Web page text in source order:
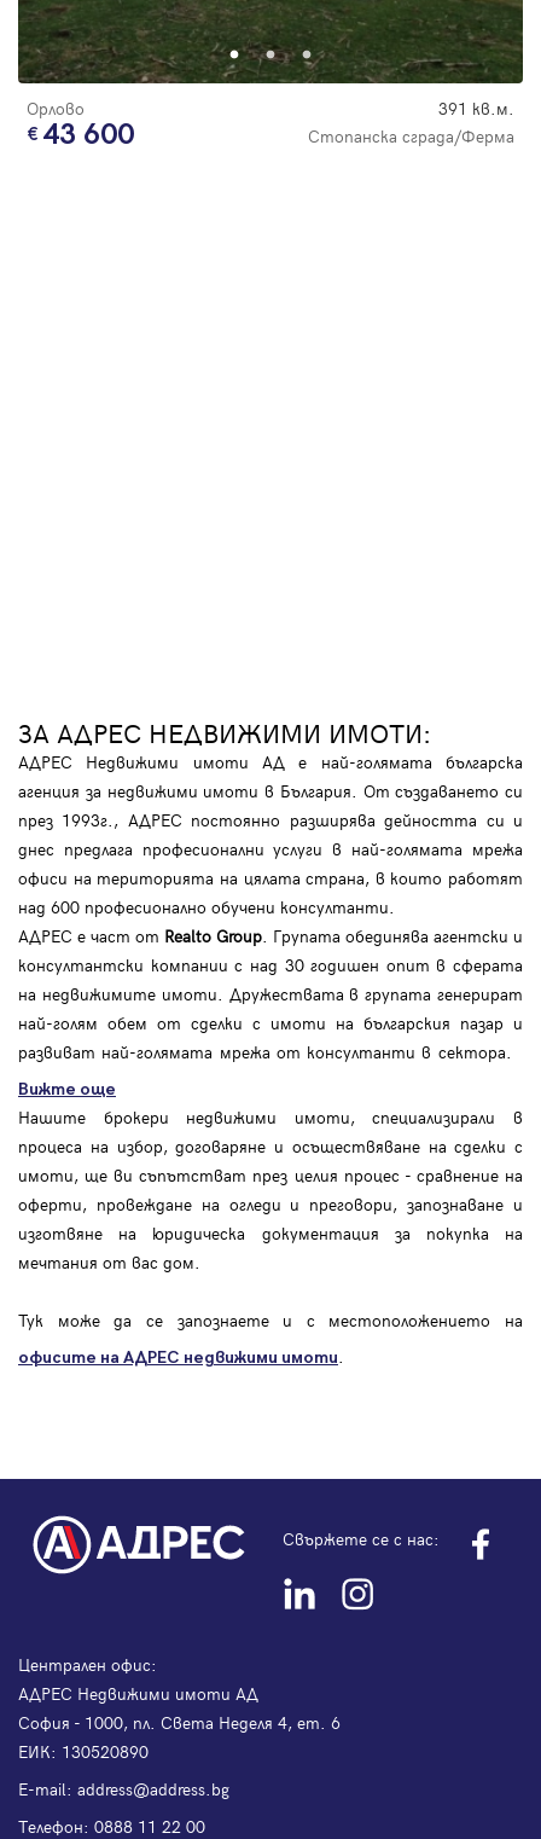
Орлово 391 кв.м.
43 600 Стопанска сграда/Ферма
ЗА АДРЕС НЕДВИЖИМИ ИМОТИ:
АДРЕС Недвижими имоти АД е най-голямата българска
агенция за недвижими имоти в България. От създаването си
през 1993г., АДРЕС постоянно разширява дейността си и
днес предлага професионални услуги в най-голямата мрежа
офиси на територията на цялата страна, в които работят
над 600 професионално обучени консултанти.
АДРЕС е част от Realto Group. Групата обединява агентски и
консултантски компании с над 30 годишен опит в сферата
на недвижимите имоти. Дружествата в групата генерират
най-голям обем от сделки с имоти на българския пазар и
развиват най-голямата мрежа от консултанти в сектора.
Вижте още
Нашите брокери недвижими имоти, специализирали в
процеса на избор, договаряне и осъществяване на сделки с
имоти, ще ви съпътстват през целия процес - сравнение на
оферти, провеждане на огледи и преговори, запознаване и
изготвяне на юридическа документация за покупка на
мечтания от вас дом.
Тук може да се запознаете и с местоположението на
офисите на АДРЕС недвижими имоти.
Свържете се с нас:
Централен офис:
АДРЕС Недвижими имоти АД
София - 1000, пл. Света Неделя 4, ет. 6
ЕИК: 130520890
Е-mail: address@address.bg
Телефон: 0888 11 22 00
Парола